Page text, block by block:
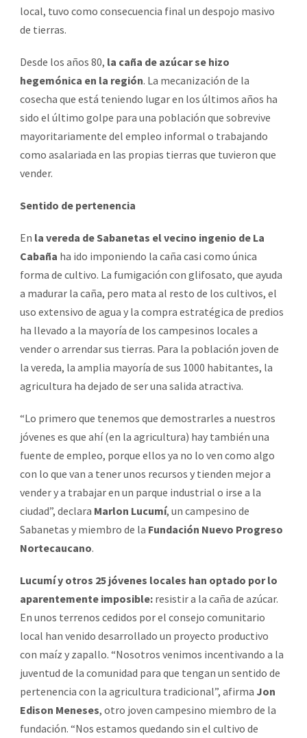
local, tuvo como consecuencia final un despojo masivo
de tierras.
Desde los años 80, la caña de azúcar se hizo
hegemónica en la región. La mecanización de la
cosecha que está teniendo lugar en los últimos años ha
sido el último golpe para una población que sobrevive
mayoritariamente del empleo informal o trabajando
como asalariada en las propias tierras que tuvieron que
vender.
Sentido de pertenencia
En la vereda de Sabanetas el vecino ingenio de La
Cabaña ha ido imponiendo la caña casi como única
forma de cultivo. La fumigación con glifosato, que ayuda
a madurar la caña, pero mata al resto de los cultivos, el
uso extensivo de agua y la compra estratégica de predios
ha llevado a la mayoría de los campesinos locales a
vender o arrendar sus tierras. Para la población joven de
la vereda, la amplia mayoría de sus 1000 habitantes, la
agricultura ha dejado de ser una salida atractiva.
“Lo primero que tenemos que demostrarles a nuestros
jóvenes es que ahí (en la agricultura) hay también una
fuente de empleo, porque ellos ya no lo ven como algo
con lo que van a tener unos recursos y tienden mejor a
vender y a trabajar en un parque industrial o irse a la
ciudad”, declara Marlon Lucumí, un campesino de
Sabanetas y miembro de la Fundación Nuevo Progreso
Nortecaucano.
Lucumí y otros 25 jóvenes locales han optado por lo
aparentemente imposible: resistir a la caña de azúcar.
En unos terrenos cedidos por el consejo comunitario
local han venido desarrollado un proyecto productivo
con maíz y zapallo. “Nosotros venimos incentivando a la
juventud de la comunidad para que tengan un sentido de
pertenencia con la agricultura tradicional”, afirma Jon
Edison Meneses, otro joven campesino miembro de la
fundación. “Nos estamos quedando sin el cultivo de